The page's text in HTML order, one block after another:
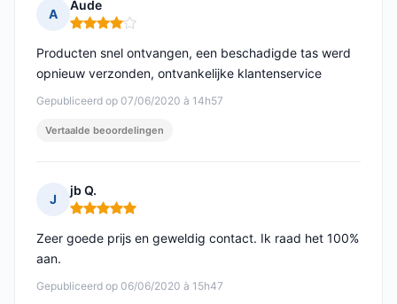
A
Aude
Opmerking: 4 van 5
Gepubliceerd op 07/06/2020 à 14h57
Producten snel ontvangen, een beschadigde tas werd
opnieuw verzonden, ontvankelijke klantenservice
Vertaalde beoordelingen
J
jb Q.
Opmerking: 5 van 5
Gepubliceerd op 06/06/2020 à 15h47
Zeer goede prijs en geweldig contact. Ik raad het 100%
aan.